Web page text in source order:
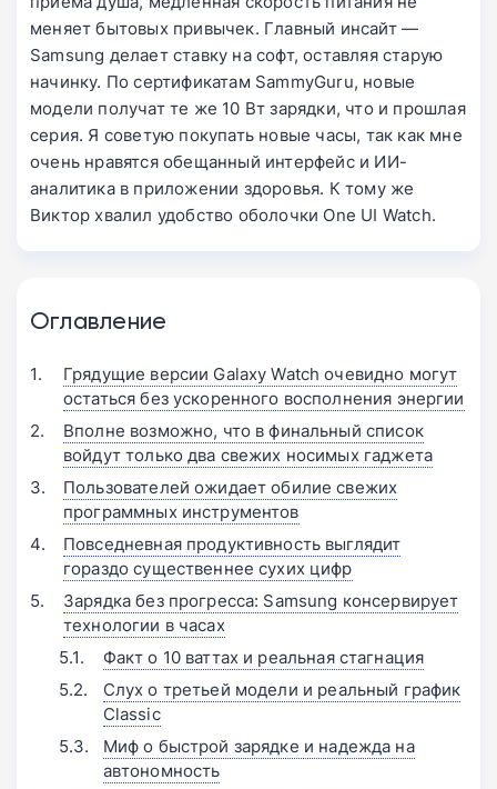
меняет бытовых привычек. Главный инсайт —
Samsung делает ставку на софт, оставляя старую
начинку. По сертификатам SammyGuru, новые
модели получат те же 10 Вт зарядки, что и прошлая
серия. Я советую покупать новые часы, так как мне
очень нравятся обещанный интерфейс и ИИ-
аналитика в приложении здоровья. К тому же
Виктор хвалил удобство оболочки One UI Watch.
Оглавление
Грядущие версии Galaxy Watch очевидно могут
остаться без ускоренного восполнения энергии
Вполне возможно, что в финальный список
войдут только два свежих носимых гаджета
Пользователей ожидает обилие свежих
программных инструментов
Повседневная продуктивность выглядит
гораздо существеннее сухих цифр
Зарядка без прогресса: Samsung консервирует
технологии в часах
Факт о 10 ваттах и реальная стагнация
Слух о третьей модели и реальный график
Classic
Миф о быстрой зарядке и надежда на
автономность